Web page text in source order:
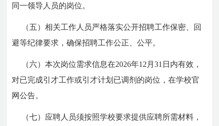
同一领导人员的岗位。
（五）相关工作人员严格落实公开招聘工作保密、回
避等纪律要求，确保招聘工作公正、公平。
（六）本次岗位需求信息在2026年12月31日内有效，
对已完成引才工作或引才计划已调剂的岗位，在学校官
网公告。
（七）应聘人员须按照学校要求提供应聘所需材料，